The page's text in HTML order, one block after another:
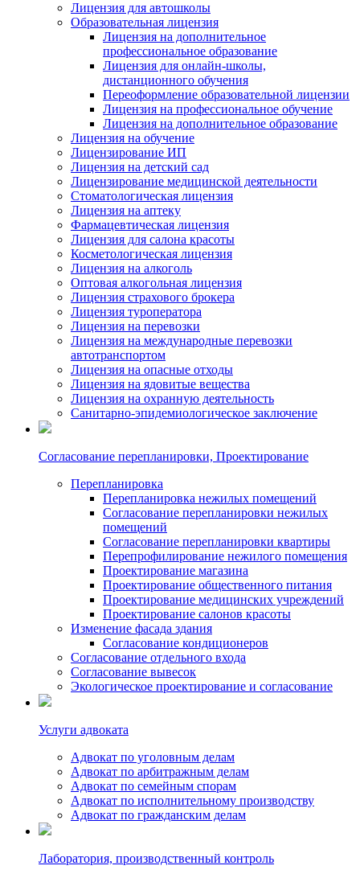
Лицензия для автошколы
Образовательная лицензия
Лицензия на дополнительное
профессиональное образование
Лицензия для онлайн-школы,
дистанционного обучения
Переоформление образовательной лицензии
Лицензия на профессиональное обучение
Лицензия на дополнительное образование
Лицензия на обучение
Лицензирование ИП
Лицензия на детский сад
Лицензирование медицинской деятельности
Стоматологическая лицензия
Лицензия на аптеку
Фармацевтическая лицензия
Лицензия для салона красоты
Косметологическая лицензия
Лицензия на алкоголь
Оптовая алкогольная лицензия
Лицензия страхового брокера
Лицензия туроператора
Лицензия на перевозки
Лицензия на международные перевозки
автотранспортом
Лицензия на опасные отходы
Лицензия на ядовитые вещества
Лицензия на охранную деятельность
Санитарно-эпидемиологическое заключение
Согласование перепланировки, Проектирование
Перепланировка
Перепланировка нежилых помещений
Согласование перепланировки нежилых
помещений
Согласование перепланировки квартиры
Перепрофилирование нежилого помещения
Проектирование магазина
Проектирование общественного питания
Проектирование медицинских учреждений
Проектирование салонов красоты
Изменение фасада здания
Согласование кондиционеров
Согласование отдельного входа
Согласование вывесок
Экологическое проектирование и согласование
Услуги адвоката
Адвокат по уголовным делам
Адвокат по арбитражным делам
Адвокат по семейным спорам
Адвокат по исполнительному производству
Адвокат по гражданским делам
Лаборатория, производственный контроль